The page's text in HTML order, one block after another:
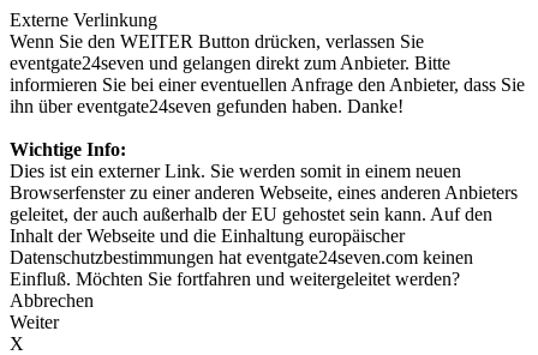
Externe Verlinkung
Wenn Sie den WEITER Button drücken, verlassen Sie
eventgate24seven und gelangen direkt zum Anbieter. Bitte
informieren Sie bei einer eventuellen Anfrage den Anbieter, dass Sie
ihn über eventgate24seven gefunden haben. Danke!
Wichtige Info:
Dies ist ein externer Link. Sie werden somit in einem neuen
Browserfenster zu einer anderen Webseite, eines anderen Anbieters
geleitet, der auch außerhalb der EU gehostet sein kann. Auf den
Inhalt der Webseite und die Einhaltung europäischer
Datenschutzbestimmungen hat eventgate24seven.com keinen
Einfluß. Möchten Sie fortfahren und weitergeleitet werden?
Abbrechen
Weiter
X